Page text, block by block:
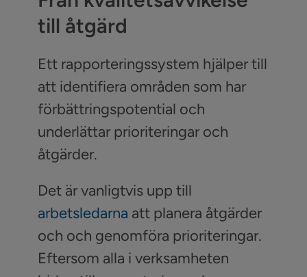
till åtgärd
Ett rapporteringssystem hjälper till
att identifiera områden som har
förbättringspotential och
underlättar prioriteringar och
åtgärder.
Det är vanligtvis upp till
arbetsledarna att planera åtgärder
och och genomföra prioriteringar.
Eftersom alla i verksamheten